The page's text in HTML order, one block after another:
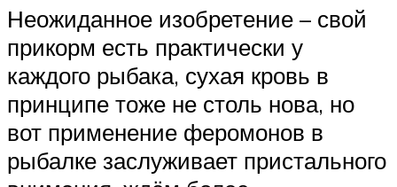
Неожиданное изобретение – свой
прикорм есть практически у
каждого рыбака, сухая кровь в
принципе тоже не столь нова, но
вот применение феромонов в
рыбалке заслуживает пристального